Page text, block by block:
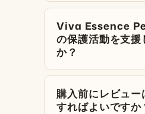
Viva Essence
の保護活動を支援
か？
購入前にレビュー
すればよいですか